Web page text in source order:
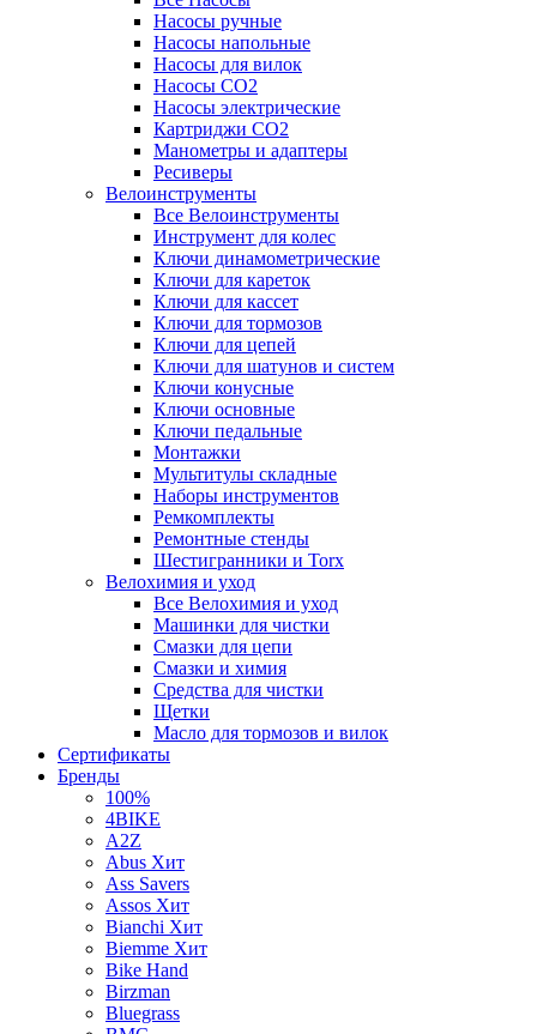
Насосы ручные
Насосы напольные
Насосы для вилок
Насосы CO2
Насосы электрические
Картриджи CO2
Манометры и адаптеры
Ресиверы
Велоинструменты
Все Велоинструменты
Инструмент для колес
Ключи динамометрические
Ключи для кареток
Ключи для кассет
Ключи для тормозов
Ключи для цепей
Ключи для шатунов и систем
Ключи конусные
Ключи основные
Ключи педальные
Монтажки
Мультитулы складные
Наборы инструментов
Ремкомплекты
Ремонтные стенды
Шестигранники и Torx
Велохимия и уход
Все Велохимия и уход
Машинки для чистки
Смазки для цепи
Смазки и химия
Средства для чистки
Щетки
Масло для тормозов и вилок
Сертификаты
Бренды
100%
4BIKE
A2Z
Abus Хит
Ass Savers
Assos Хит
Bianchi Хит
Biemme Хит
Bike Hand
Birzman
Bluegrass